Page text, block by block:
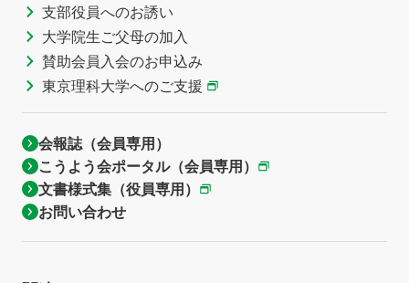
支部役員へのお誘い
大学院生ご父母の加入
賛助会員入会のお申込み
東京理科大学へのご支援
会報誌（会員専用）
こうよう会ポータル（会員専用）
文書様式集（役員専用）
お問い合わせ